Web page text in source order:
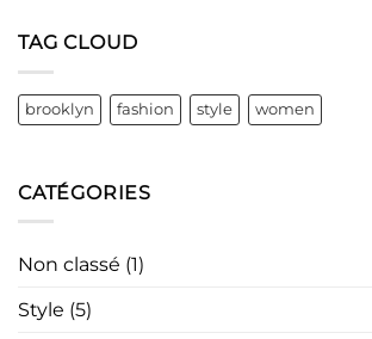
TAG CLOUD
brooklyn fashion style women
CATÉGORIES
Non classé (1)
Style (5)